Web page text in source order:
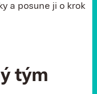
a posune ji o krok
tým